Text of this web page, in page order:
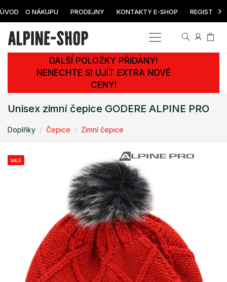
ÚVOD O NÁKUPU PRODEJNY KONTAKTY E-SHOP ›
DALŠÍ POLOŽKY PŘIDÁNY!
NENECHTE SI UJÍT EXTRA NOVÉ
CENY!
Unisex zimní čepice GODERE ALPINE PRO
Doplňky Čepice Zimní čepice
SALE